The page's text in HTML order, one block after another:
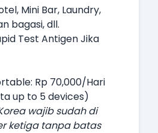
Mini Bar, Laundry,
bagasi, dll.
Test Antigen Jika
Rp 70,000/Hari
up to 5 devices)
wajib sudah di
ketiga tanpa batas